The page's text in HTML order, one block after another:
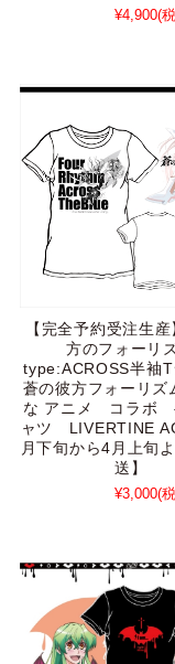
¥4,900(
【完全予約受注生
方のフォーリ
type:ACROSS半袖
蒼の彼方フォーリズ
な アニメ コラボ
ャツ LIVERTINE
月下旬から4月上旬
送】
¥3,000(